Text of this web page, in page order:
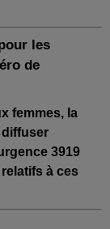
les
de
femmes, la
diffuser
3919
à ces